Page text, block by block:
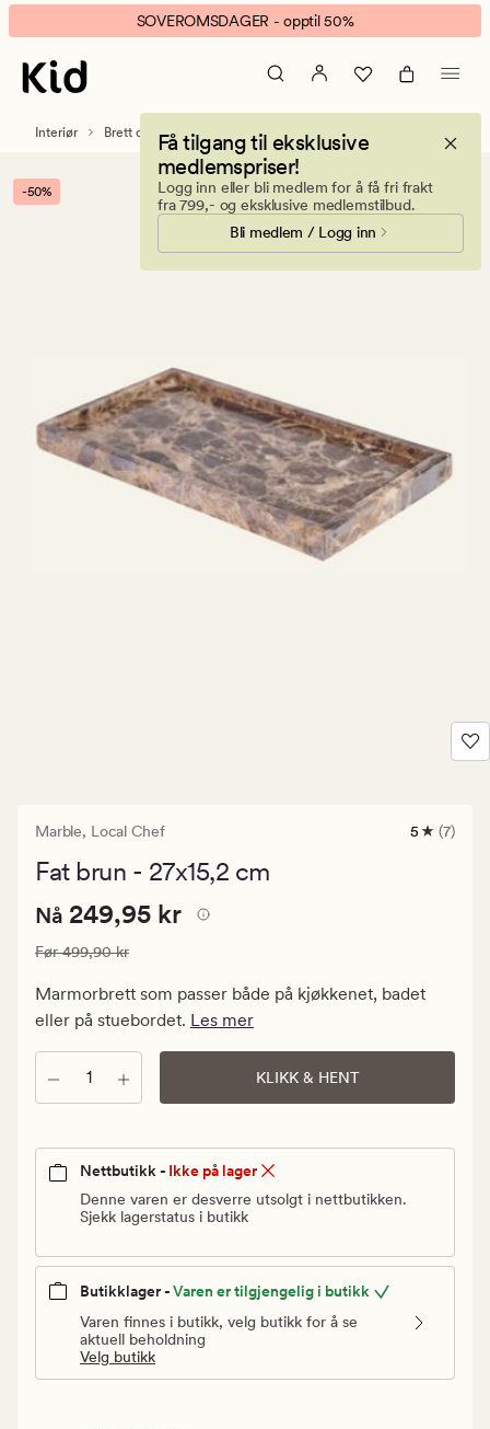
Marble
fat
brun
banner.
Klikk
ESCAPE
pause.
SOVEROMSDAGER - opptil 50%
Få tilgang til eksklusive
medlemspriser!
Logg inn eller bli medlem for å få fri frakt
fra 799,- og eksklusive medlemstilbud.
Bli medlem / Logg inn
Interiør Brett og fat
-50%
Marble, Local Chef
7
5 (7)
Fat brun - 27x15,2 cm
Nåværende
249,95
kr.
Vanlig
Nåværende pris
Nå 249,95 kr
Vanlig pris 499,90 kr
Før499,90 kr
Marmorbrett som passer både på kjøkkenet, badet
eller på stuebordet. Les mer
Antall KLIKK & HENT
Nettbutikk - Ikke på lager
Denne varen er desverre utsolgt i nettbutikken.
Sjekk lagerstatus i butikk
Butikklager -Varen er tilgjengelig i butikk
Varen finnes i butikk, velg butikk for å se
aktuell beholdning
Velg butikk